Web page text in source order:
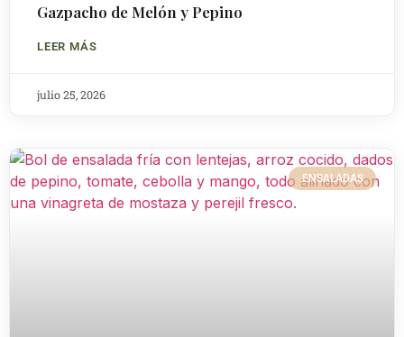
Gazpacho de Melón y Pepino
LEER MÁS
julio 25, 2026
ENSALADAS